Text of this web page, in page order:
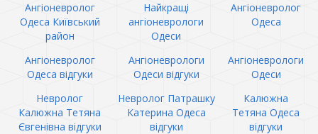
Ангіоневролог
Одеса Київський
район
Найкращі
ангіоневрологи
Одеси
Ангіоневролог
Одеса
Ангіоневролог
Одеса відгуки
Ангіоневрологи
Одеси відгуки
Ангіоневрологи
Одеси
Невролог
Калюжна Тетяна
Євгенівна відгуки
Невролог Патрашку
Катерина Одеса
відгуки
Калюжна
Тетяна Одеса
відгуки